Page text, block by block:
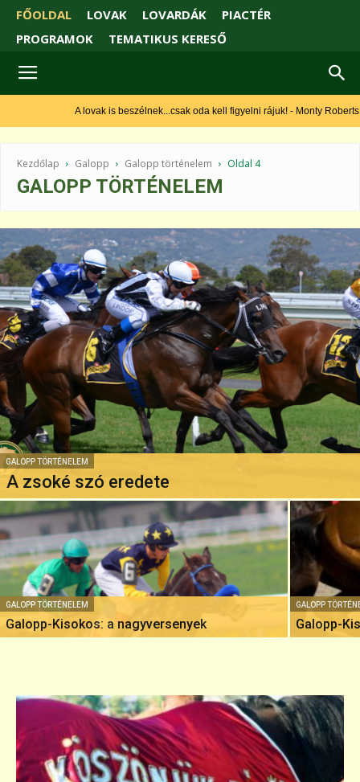
FŐOLDAL LOVAK LOVARDÁK
PIACTÉR
PROGRAMOK
TEMATIKUS KERESŐ
A lovak is beszélnek...csak oda kell figyelni rájuk! - Monty Roberts
Kezdőlap Galopp Galopp történelem Oldal 4
GALOPP TÖRTÉNELEM
GALOPP TÖRTÉNELEM
A zsoké szó eredete
GALOPP TÖRTÉNELEM
Galopp-Kisokos: a nagyversenyek
GALOPP
Galopp-